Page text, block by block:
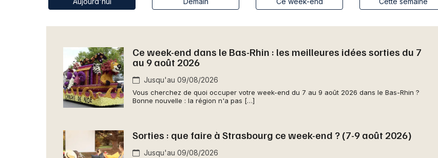
Concerts
Sports
Mulhouse
Montpellier
Nantes
Paris
Toulouse
Ce week-end dans le Bas-Rhin : les meilleures idées sorties du 7
au 9 août 2026
Jusqu'au 09/08/2026
Vous cherchez de quoi occuper votre week-end du 7 au 9 août 2026 dans le Bas-Rhin ?
Bonne nouvelle : la région n'a pas […]
Sorties : que faire à Strasbourg ce week-end ? (7-9 août 2026)
Jusqu'au 09/08/2026